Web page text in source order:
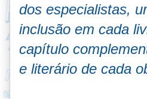
dos especialistas,
inclusão em cada
capítulo
e literário de cada